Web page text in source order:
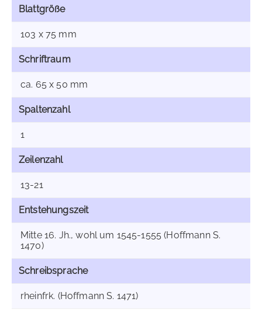
Blattgröße
103 x 75 mm
Schriftraum
ca. 65 x 50 mm
Spaltenzahl
1
Zeilenzahl
13-21
Entstehungszeit
Mitte 16. Jh., wohl um 1545-1555 (Hoffmann S.
1470)
Schreibsprache
rheinfrk. (Hoffmann S. 1471)